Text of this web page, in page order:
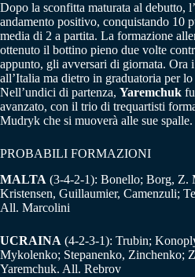
Dopo la sconfitta maturata al debutto, l’
andamento positivo, conquistando 10
media di 2 a partita. La formazione
ottenuto il bottino pieno due volte
appunto, gli avversari di giornata. Ora
all’Italia ma dietro in graduatoria per
Nell’undici di partenza, Yaremchuk
avanzato, con il trio di trequartisti
Mudryk che si muoverà alle sue spalle.
PROBABILI FORMAZIONI
MALTA (3-4-2-1): Bonello; Borg, Z.
Kristensen, Guillaumier, Camenzuli;
All. Marcolini
UCRAINA (4-2-3-1): Trubin;
Mykolenko; Stepanenko, Zinchenko;
Yaremchuk. All. Rebrov